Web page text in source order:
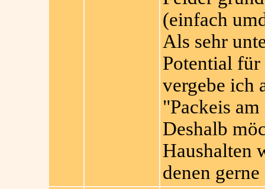
(einfach
Als sehr
Potential
vergebe ich
"Packeis
Deshalb
Haushalten
denen